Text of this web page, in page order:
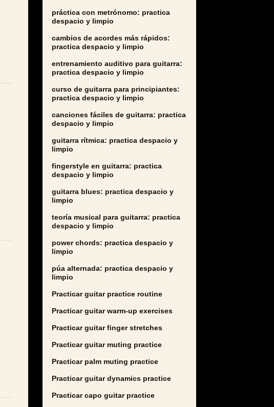
práctica con metrónomo: practica
despacio y limpio
cambios de acordes más rápidos:
practica despacio y limpio
entrenamiento auditivo para guitarra:
practica despacio y limpio
curso de guitarra para principiantes:
practica despacio y limpio
canciones fáciles de guitarra: practica
despacio y limpio
guitarra rítmica: practica despacio y
limpio
fingerstyle en guitarra: practica
despacio y limpio
guitarra blues: practica despacio y
limpio
teoría musical para guitarra: practica
despacio y limpio
power chords: practica despacio y
limpio
púa alternada: practica despacio y
limpio
Practicar guitar practice routine
Practicar guitar warm-up exercises
Practicar guitar finger stretches
Practicar guitar muting practice
Practicar palm muting practice
Practicar guitar dynamics practice
Practicar capo guitar practice